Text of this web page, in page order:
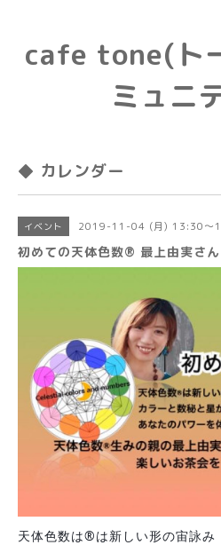
cafe tone(ト
ミュニ
◆ カレンダー
イベント 2019-11-04 (月) 13:30～
初めての天体色数® 最上由実さん
天体色数は®は新しい形の宙詠み